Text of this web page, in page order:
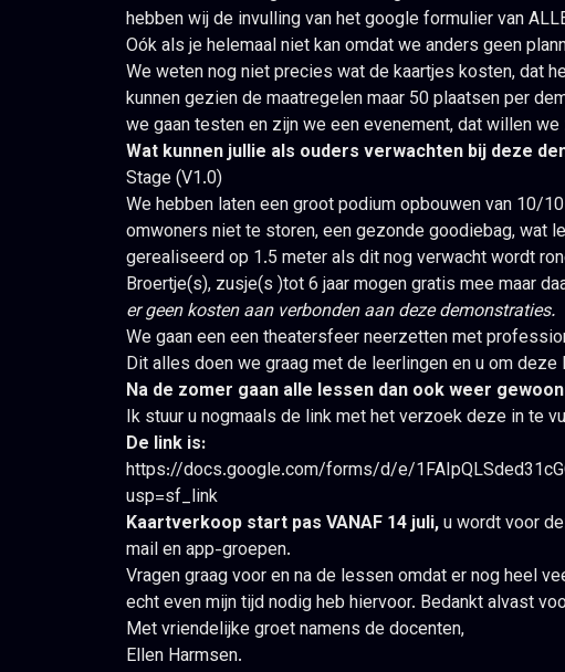
hebben wij de invulling van het google formulier van
Oók als je helemaal niet kan omdat we anders geen
We weten nog niet precies wat de kaartjes kosten, dat
kunnen gezien de maatregelen maar 50 plaatsen per
we gaan testen en zijn we een evenement, dat willen
Wat kunnen jullie als ouders verwachten bij deze
Stage (V1.0)
We hebben laten een groot podium opbouwen van 10/
omwoners niet te storen, een gezonde goodiebag, wat
gerealiseerd op 1.5 meter als dit nog verwacht wordt
Broertje(s), zusje(s )tot 6 jaar mogen gratis mee maar
er geen kosten aan verbonden aan dezedemonstraties.
We gaan een een theatersfeer neerzetten met
Dit alles doen we graag met de leerlingen en u om
Na de zomer gaan alle lessen dan ook weer
Ik stuur u nogmaals de link met het verzoek deze in te
De link is:
https://docs.google.com/forms/d/e/
usp=sf_link
Kaartverkoop start pas VANAF 14 juli,u wordt voor
mail en app-groepen.
Vragen graag voor en na de lessen omdat er nog heel
echt even mijn tijd nodig heb hiervoor. Bedankt alvast
Met vriendelijke groet namens de docenten,
Ellen Harmsen.